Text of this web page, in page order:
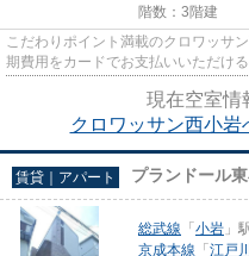
階数：3階建
こだわりポイント満載のクロワッサ
期費用をカードでお支払いいただけ
現在空室情
クロワッサン西小
賃貸｜アパート プランドール
総武線 「 小岩 」
京成本線 「 江戸川